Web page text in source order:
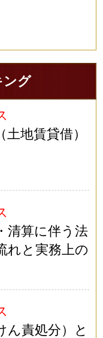
ング
地賃貸借）
清算に伴う法
れと実務上の
ん責処分）と